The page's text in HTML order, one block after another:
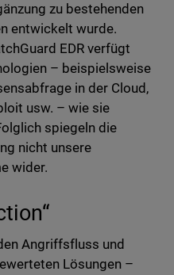
zu bestehenden
entwickelt wurde.
EDR verfügt
– beispielsweise
in der Cloud,
usw. – wie sie
spiegeln die
nicht unsere
wider.
Angriffsfluss und
Lösungen –